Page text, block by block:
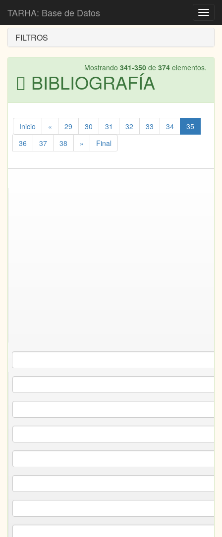
TARHA: Base de Datos
Inicio Bibliografía
FILTROS
Mostrando 341-350 de 374 elementos.
BIBLIOGRAFÍA
Inicio « 29 30 31 32 33 34
35
36
37 38 » Final